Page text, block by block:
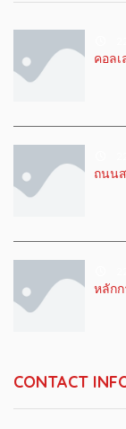
คอล
ถนน
หลัก
CONTACT